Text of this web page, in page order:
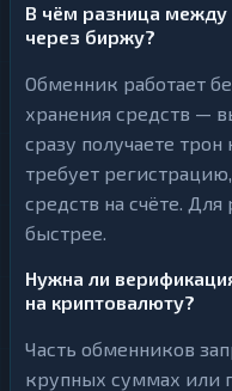
В чём разница
через биржу?
Обменник работает
хранения средств —
сразу получаете
требует
средств на счёте.
быстрее.
Нужна ли
на криптовалюту?
Часть обменников
крупных суммах или